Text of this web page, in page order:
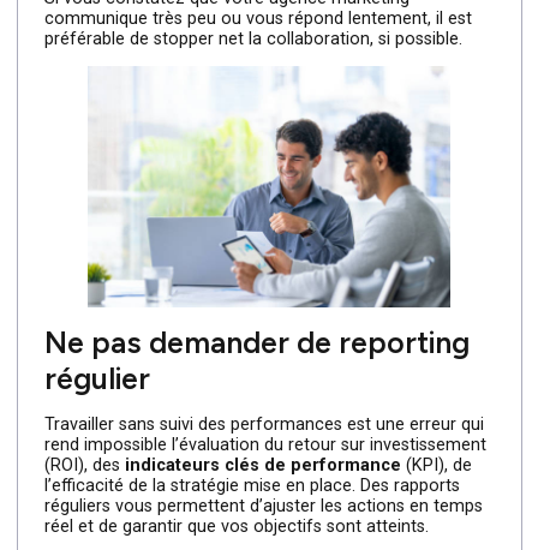
Ne pas établir une
communication claire
Une communication floue ou insuffisante est une erreur
fréquente qui peut compromettre la réussite d’un projet.
Si vous ne partagez pas clairement vos attentes, vos
délais ou votre budget, des malentendus peuvent surgir,
entraînant des résultats décevants. Pour éviter cela,
assurez-vous d’établir un dialogue transparent et
dès le début de la collaboration.
Si vous constatez que votre agence marketing
préférable de stopper net la collaboration, si possible.